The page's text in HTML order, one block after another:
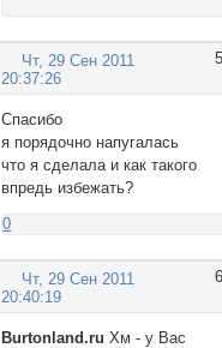
<style>
#pun-
</style>
  opacity: 0.9;
position:
text-shadow: 0
background-
border: 2px
table-layout:
5
Чт, 29 Сен 2011
20:37:26
Спасибо
я порядочно напугалась
что я сделала и как такого
впредь избежать?
0
6
Чт, 29 Сен 2011
20:40:19
Burtonland.ru Хм - у Вас